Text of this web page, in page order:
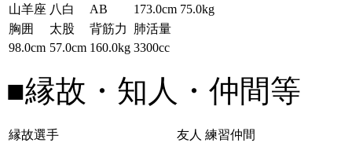
山羊座 八白 AB 173.0cm 75.0kg
胸囲
太股 背筋力
肺活量
98.0cm 57.0cm 160.0kg 3300cc
■縁故・知人・仲間等
縁故選手 友人 練習仲間